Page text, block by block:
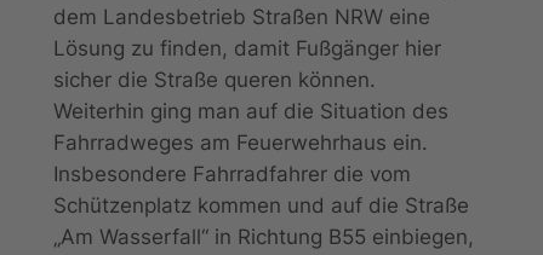
dem Landesbetrieb Straßen NRW eine
Lösung zu finden, damit Fußgänger hier
sicher die Straße queren können.
Weiterhin ging man auf die Situation des
Fahrradweges am Feuerwehrhaus ein.
Insbesondere Fahrradfahrer die vom
Schützenplatz kommen und auf die Straße
„Am Wasserfall“ in Richtung B55 einbiegen,